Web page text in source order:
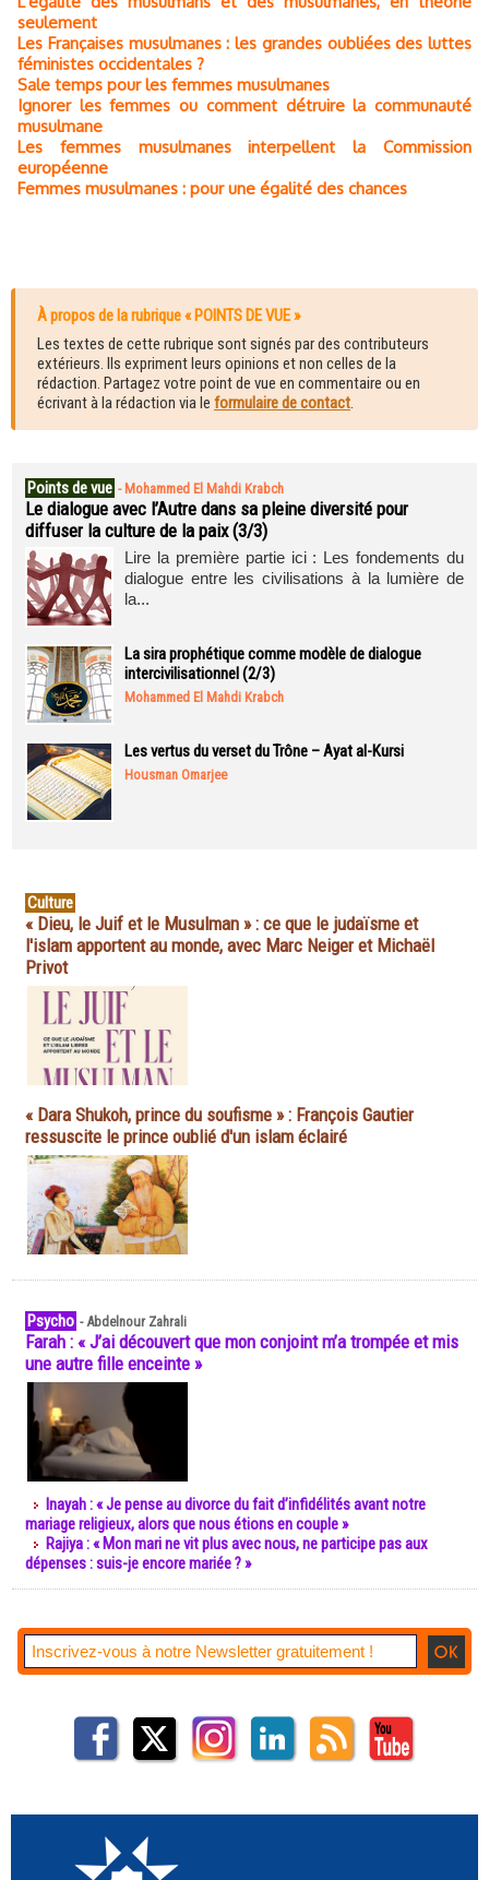
seulement
Les Françaises musulmanes : les grandes oubliées des luttes
féministes occidentales ?
Sale temps pour les femmes musulmanes
Ignorer les femmes ou comment détruire la communauté
musulmane
Les femmes musulmanes interpellent la Commission
européenne
Femmes musulmanes : pour une égalité des chances
À propos de la rubrique « POINTS DE VUE »
Les textes de cette rubrique sont signés par des contributeurs
extérieurs. Ils expriment leurs opinions et non celles de la
rédaction. Partagez votre point de vue en commentaire ou en
écrivant à la rédaction via le formulaire de contact.
Points de vue - Mohammed El Mahdi Krabch
Le dialogue avec l’Autre dans sa pleine diversité pour
diffuser la culture de la paix (3/3)
Lire la première partie ici : Les fondements du
dialogue entre les civilisations à la lumière de
la...
La sira prophétique comme modèle de dialogue
intercivilisationnel (2/3)
Mohammed El Mahdi Krabch
Les vertus du verset du Trône – Ayat al-Kursi
Housman Omarjee
Culture
« Dieu, le Juif et le Musulman » : ce que le judaïsme et
l'islam apportent au monde, avec Marc Neiger et Michaël
Privot
« Dara Shukoh, prince du soufisme » : François Gautier
ressuscite le prince oublié d'un islam éclairé
Psycho -Abdelnour Zahrali
Farah : « J’ai découvert que mon conjoint m’a trompée et mis
une autre fille enceinte »
Inayah : « Je pense au divorce du fait d’infidélités avant notre
mariage religieux, alors que nous étions en couple »
Rajiya : « Mon mari ne vit plus avec nous, ne participe pas aux
dépenses : suis-je encore mariée ? »